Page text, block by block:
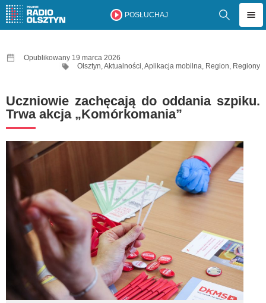
POSŁUCHAJ
Opublikowany 19 marca 2026
Olsztyn,Aktualności,Aplikacja mobilna, Region, Regiony
Uczniowie zachęcają do oddania szpiku.
Trwa akcja „Komórkomania”